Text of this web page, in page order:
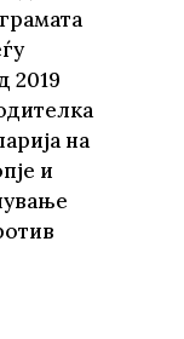
2019
на
и